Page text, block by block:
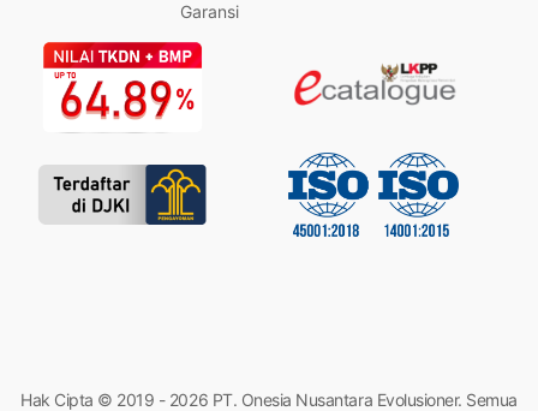
Garansi
Hak Cipta © 2019 - 2026 PT. Onesia Nusantara Evolusioner. Semua